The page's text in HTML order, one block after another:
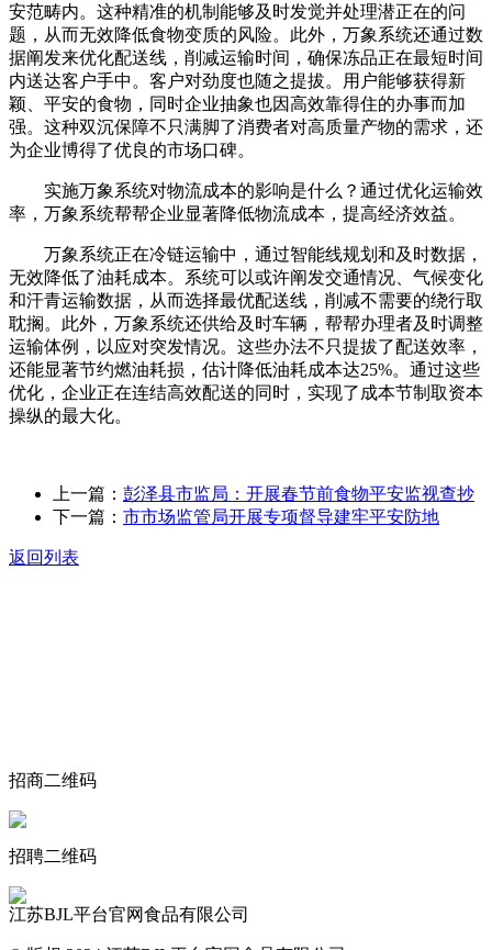
安范畴内。这种精准的机制能够及时发觉并处理潜正在的问
题，从而无效降低食物变质的风险。此外，万象系统还通过数
据阐发来优化配送线，削减运输时间，确保冻品正在最短时间
内送达客户手中。客户对劲度也随之提拔。用户能够获得新
颖、平安的食物，同时企业抽象也因高效靠得住的办事而加
强。这种双沉保障不只满脚了消费者对高质量产物的需求，还
为企业博得了优良的市场口碑。
实施万象系统对物流成本的影响是什么？通过优化运输效
率，万象系统帮帮企业显著降低物流成本，提高经济效益。
万象系统正在冷链运输中，通过智能线规划和及时数据，
无效降低了油耗成本。系统可以或许阐发交通情况、气候变化
和汗青运输数据，从而选择最优配送线，削减不需要的绕行取
耽搁。此外，万象系统还供给及时车辆，帮帮办理者及时调整
运输体例，以应对突发情况。这些办法不只提拔了配送效率，
还能显著节约燃油耗损，估计降低油耗成本达25%。通过这些
优化，企业正在连结高效配送的同时，实现了成本节制取资本
操纵的最大化。
上一篇： 彭泽县市监局：开展春节前食物平安监视查抄
下一篇： 市市场监管局开展专项督导建牢平安防地
返回列表
招商二维码
招聘二维码
江苏BJL平台官网食品有限公司